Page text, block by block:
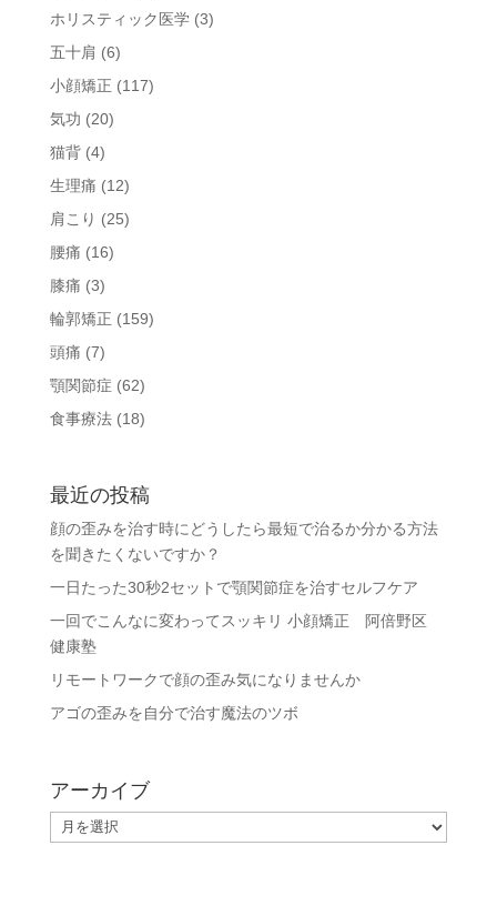
ホリスティック医学(3)
五十肩 (6)
小顔矯正 (117)
気功 (20)
猫背(4)
生理痛 (12)
肩こり (25)
腰痛 (16)
膝痛 (3)
輪郭矯正 (159)
頭痛 (7)
顎関節症 (62)
食事療法(18)
最近の投稿
顔の歪みを治す時にどうしたら最短で治るか分かる方法
を聞きたくないですか？
一日たった30秒2セットで顎関節症を治すセルフケア
一回でこんなに変わってスッキリ 小顔矯正 阿倍野区
健康塾
リモートワークで顔の歪み気になりませんか
アゴの歪みを自分で治す魔法のツボ
アーカイブ
ー